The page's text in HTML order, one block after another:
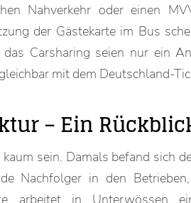
Nahverkehr oder einen
der Gästekarte im Bus
Carsharing seien nur ein
mit dem Deutschland-
– Ein
sein. Damals befand sich
Nachfolger in den